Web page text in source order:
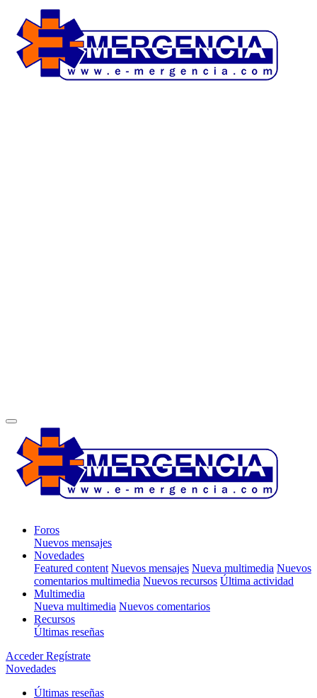
Foros
Nuevos mensajes
Novedades
Featured content Nuevos mensajes Nueva multimedia Nuevos
comentarios multimedia Nuevos recursos Última actividad
Multimedia
Nueva multimedia Nuevos comentarios
Recursos
Últimas reseñas
Acceder Regístrate
Novedades
Últimas reseñas